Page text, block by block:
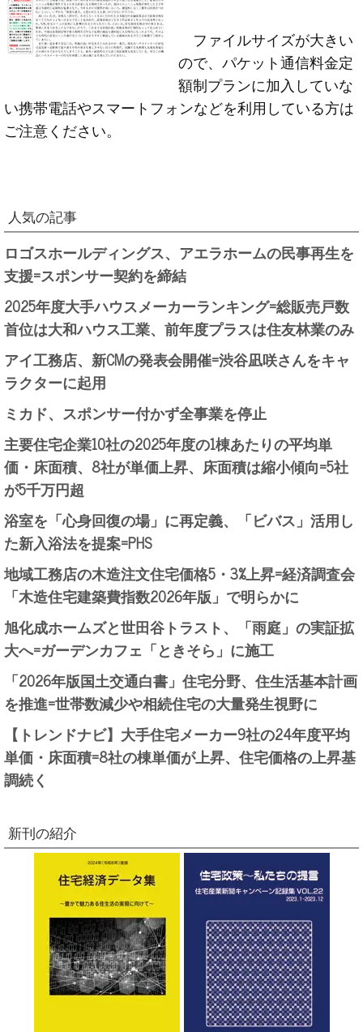
ファイルサイズが大きい
ので、パケット通信料金定
額制プランに加入していな
い携帯電話やスマートフォンなどを利用している方は
ご注意ください。
人気の記事
ロゴスホールディングス、アエラホームの民事再生を
支援=スポンサー契約を締結
2025年度大手ハウスメーカーランキング=総販売戸数
首位は大和ハウス工業、前年度プラスは住友林業のみ
アイ工務店、新CMの発表会開催=渋谷凪咲さんをキャ
ラクターに起用
ミカド、スポンサー付かず全事業を停止
主要住宅企業10社の2025年度の1棟あたりの平均単
価・床面積、8社が単価上昇、床面積は縮小傾向=5社
が5千万円超
浴室を「心身回復の場」に再定義、「ビバス」活用し
た新入浴法を提案=PHS
地域工務店の木造注文住宅価格5・3%上昇=経済調査会
「木造住宅建築費指数2026年版」で明らかに
旭化成ホームズと世田谷トラスト、「雨庭」の実証拡
大へ=ガーデンカフェ「ときそら」に施工
「2026年版国土交通白書」住宅分野、住生活基本計画
を推進=世帯数減少や相続住宅の大量発生視野に
【トレンドナビ】大手住宅メーカー9社の24年度平均
単価・床面積=8社の棟単価が上昇、住宅価格の上昇基
調続く
新刊の紹介